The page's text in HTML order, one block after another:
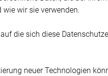
wie wir sie verwenden.
die sich diese
neuer Technologien